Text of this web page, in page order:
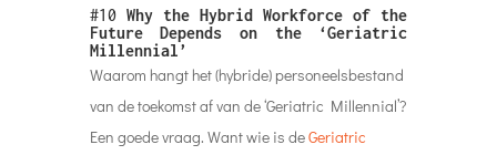
#10 Why the Hybrid Workforce of the
Future Depends on the ‘Geriatric
Millennial’
Waarom hangt het (hybride) personeelsbestand
van de toekomst af van de ‘Geriatric Millennial’?
Een goede vraag. Want wie is deGeriatric